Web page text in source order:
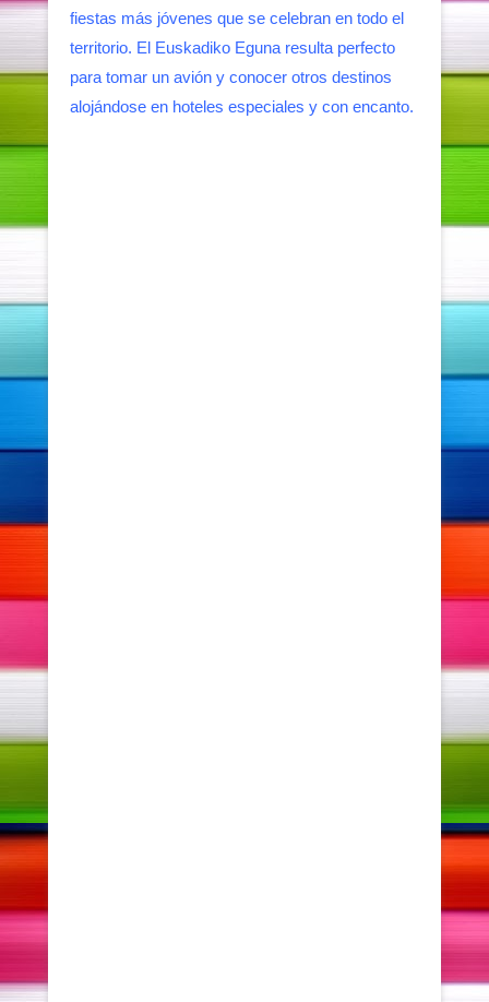
fiestas más jóvenes que se celebran en todo el
territorio. El Euskadiko Eguna resulta perfecto
para tomar un avión y conocer otros destinos
alojándose en hoteles especiales y con encanto.